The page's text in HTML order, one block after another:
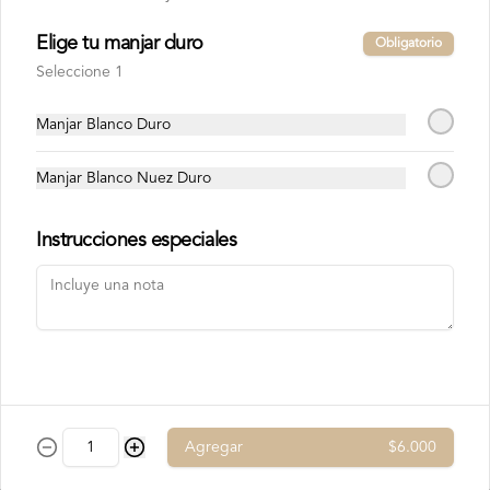
Chocolate francés de la mejor calidad!
Conócenos
Términos y condiciones
Redes sociales
Instagram
Elige tu manjar duro Obligatorio
Seleccione 1
Manjar Blanco Duro
Manjar Blanco Nuez Duro
Instrucciones especiales
Agregar $6.000